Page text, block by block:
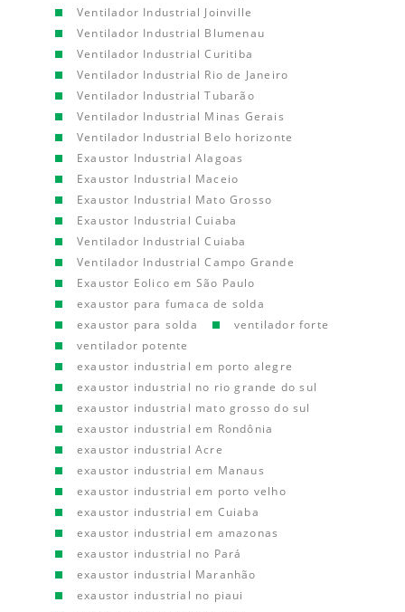
Ventilador Industrial Joinville
Ventilador Industrial Blumenau
Ventilador Industrial Curitiba
Ventilador Industrial Rio de Janeiro
Ventilador Industrial Tubarão
Ventilador Industrial Minas Gerais
Ventilador Industrial Belo horizonte
Exaustor Industrial Alagoas
Exaustor Industrial Maceio
Exaustor Industrial Mato Grosso
Exaustor Industrial Cuiaba
Ventilador Industrial Cuiaba
Ventilador Industrial Campo Grande
Exaustor Eolico em São Paulo
exaustor para fumaca de solda
exaustor para solda
ventilador forte
ventilador potente
exaustor industrial em porto alegre
exaustor industrial no rio grande do sul
exaustor industrial mato grosso do sul
exaustor industrial em Rondônia
exaustor industrial Acre
exaustor industrial em Manaus
exaustor industrial em porto velho
exaustor industrial em Cuiaba
exaustor industrial em amazonas
exaustor industrial no Pará
exaustor industrial Maranhão
exaustor industrial no piaui